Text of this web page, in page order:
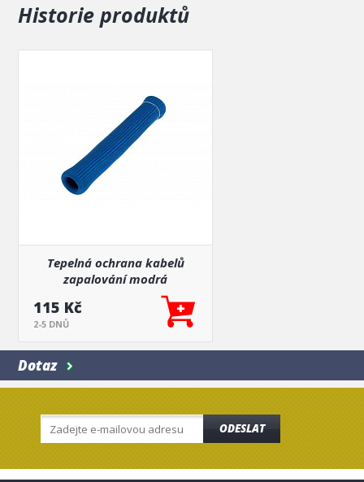
Historie produktů
Tepelná ochrana kabelů
zapalování modrá
115 Kč
2-5 DNŮ
Dotaz
ODESLAT